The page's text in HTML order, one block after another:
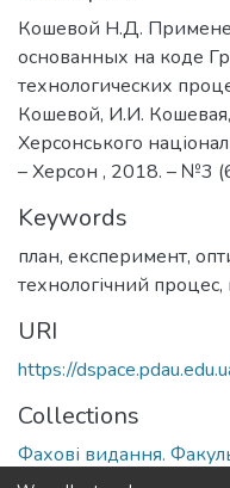
Кошевой Н.Д.
основанных на коде
технологических
Кошевой, И.И.
Херсонського
– Херсон , 2018. – №3
Keywords
план, експеримент,
технологічний процес,
URI
https://
Collections
Фахові видання.